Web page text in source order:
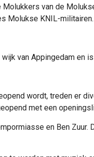
van de
Molukse KNIL-militairen.
van Appingedam en
wordt, treden er
met een
en Ben